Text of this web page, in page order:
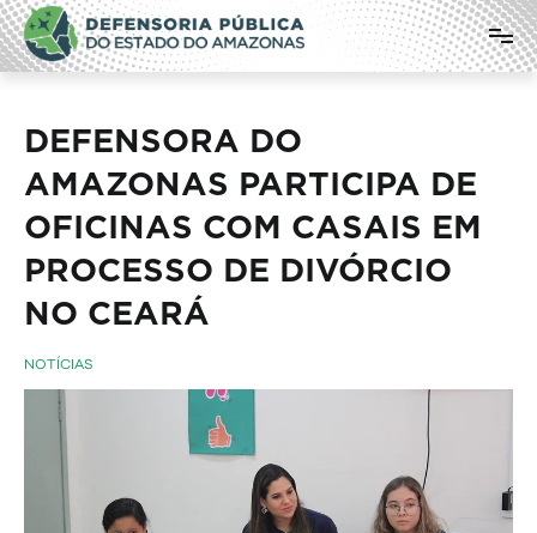
Pular
para
o
conteúdo
Defensoria Pública do Estado do
Amazonas
DEFENSORA DO
AMAZONAS PARTICIPA DE
OFICINAS COM CASAIS EM
PROCESSO DE DIVÓRCIO
NO CEARÁ
NOTÍCIAS